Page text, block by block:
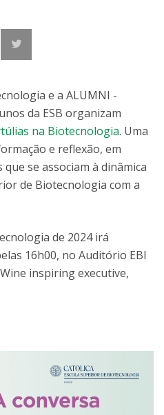
e a ALUMNI -
da ESB organizam
na Biotecnologia. Uma
e reflexão, em
se associam à dinâmica
de Biotecnologia com a
de 2024 irá
16h00, no Auditório EBI
inspiring executive,